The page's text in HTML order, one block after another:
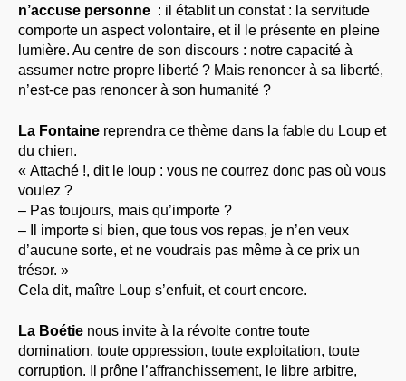
n’accuse personne : il établit un constat : la servitude
comporte un aspect volontaire, et il le présente en pleine
lumière. Au centre de son discours : notre capacité à
assumer notre propre liberté ? Mais renoncer à sa liberté,
n’est-ce pas renoncer à son humanité ?
La Fontaine reprendra ce thème dans la fable du Loup et
du chien.
« Attaché !, dit le loup : vous ne courrez donc pas où vous
voulez ?
– Pas toujours, mais qu’importe ?
– Il importe si bien, que tous vos repas, je n’en veux
d’aucune sorte, et ne voudrais pas même à ce prix un
trésor. »
Cela dit, maître Loup s’enfuit, et court encore.
La Boétie nous invite à la révolte contre toute
domination, toute oppression, toute exploitation, toute
corruption. Il prône l’affranchissement, le libre arbitre,